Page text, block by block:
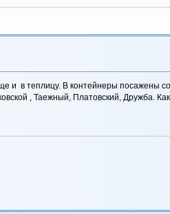
и в теплицу. В контейнеры посажены
, Таежный, Платовский, Дружба.